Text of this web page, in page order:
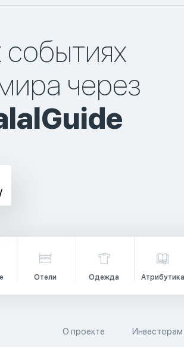
событиях
через
Отели Одежда Атрибутика
О проекте Инвесторам